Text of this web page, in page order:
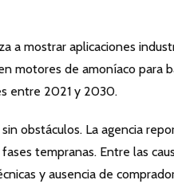
a mostrar aplicaciones
motores de amoníaco para
entre 2021 y 2030.
obstáculos. La agencia
tempranas. Entre las
y ausencia de